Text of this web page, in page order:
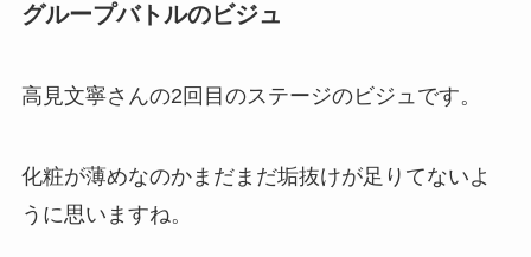
グループバトルのビジュ
高見文寧さんの2回目のステージのビジュです。
化粧が薄めなのかまだまだ垢抜けが足りてないよ
うに思いますね。